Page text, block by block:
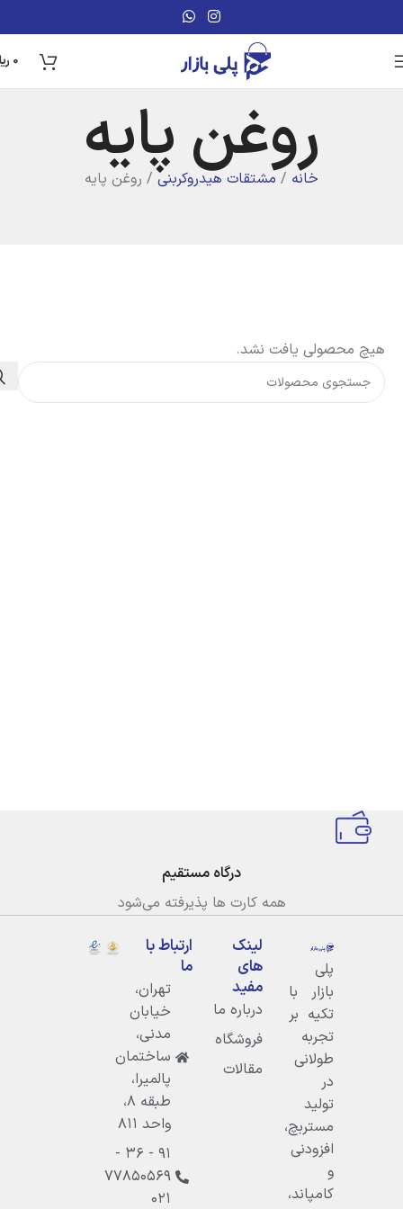
0
روغن پایه
خانه مشتقات هیدروکربنی روغن پایه
هیچ محصولی یافت نشد.
مشاهده بیشتر
درگاه مستقیم
همه کارت ها پذیرفته می‌شود
پلی
بازار با
تکیه بر
تجربه
طولانی
در
تولید
مستربچ،
افزودنی
و
کامپاند،
لینک
های
مفید
درباره ما
فروشگاه
مقالات
ارتباط با
ما
تهران،
خيابان
مدنى،
ساختمان
پالميرا،
طبقه ۸،
واحد ۸۱۱
۹۱ - ۳۶ -
۷۷۸۵۰۵۶۹
۰۲۱